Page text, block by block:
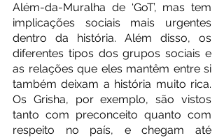
Além-da-Muralha de ‘GoT’, mas tem
implicações sociais mais urgentes
dentro da história. Além disso, os
diferentes tipos dos grupos sociais e
as relações que eles mantêm entre si
também deixam a história muito rica.
Os Grisha, por exemplo, são vistos
tanto com preconceito quanto com
respeito no país, e chegam até